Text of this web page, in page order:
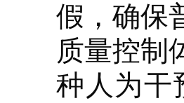
假，确保
质量控制
种人为干